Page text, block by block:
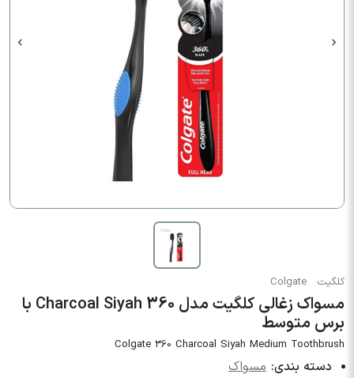
کلگیت Colgate
مسواک زغالی کلگیت مدل 360 Charcoal Siyah با
برس متوسط
Colgate 360 Charcoal Siyah Medium Toothbrush
دسته بندی: مسواک